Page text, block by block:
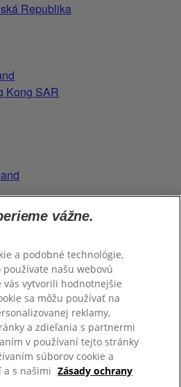
Republika
Kong SAR
vážne.
a podobné technológie,
našu webovú
vás vytvorili hodnotnejšie
sa môžu používať na
reklamy,
a zdieľania s partnermi
v používaní tejto stránky
súborov cookie a
a s našimi Zásady ochrany